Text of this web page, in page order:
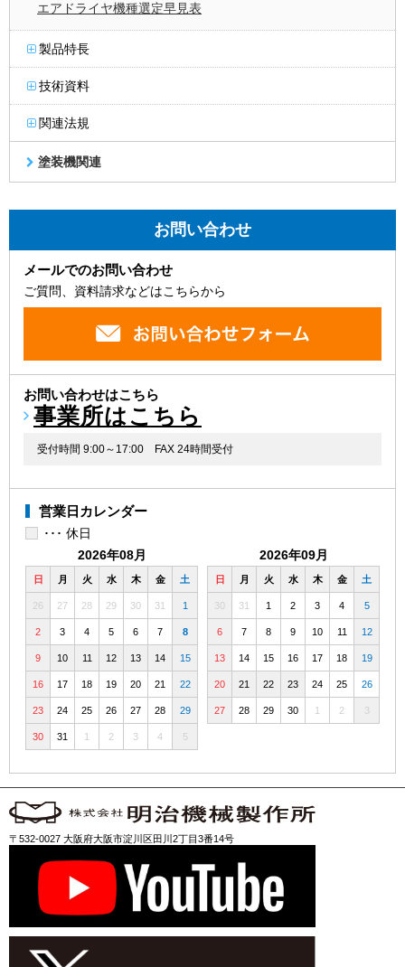
エアドライヤ機種選定早見表
製品特長
技術資料
関連法規
塗装機関連
お問い合わせ
メールでのお問い合わせ
ご質問、資料請求などはこちらから
お問い合わせはこちら
事業所はこちら
受付時間 9:00～17:00 FAX 24時間受付
営業日カレンダー
･･･ 休日
2026年08月
日 月 火 水 木 金 土
26 27 28 29 30 31 1
2 3 4 5 6 7 8
9 10 11 12 13 14 15
16 17 18 19 20 21 22
23 24 25 26 27 28 29
30 31 1 2 3 4 5
2026年09月
日 月 火 水 木 金 土
30 31 1 2 3 4 5
6 7 8 9 10 11 12
13 14 15 16 17 18 19
20 21 22 23 24 25 26
27 28 29 30 1 2 3
〒532-0027 大阪府大阪市淀川区田川2丁目3番14号